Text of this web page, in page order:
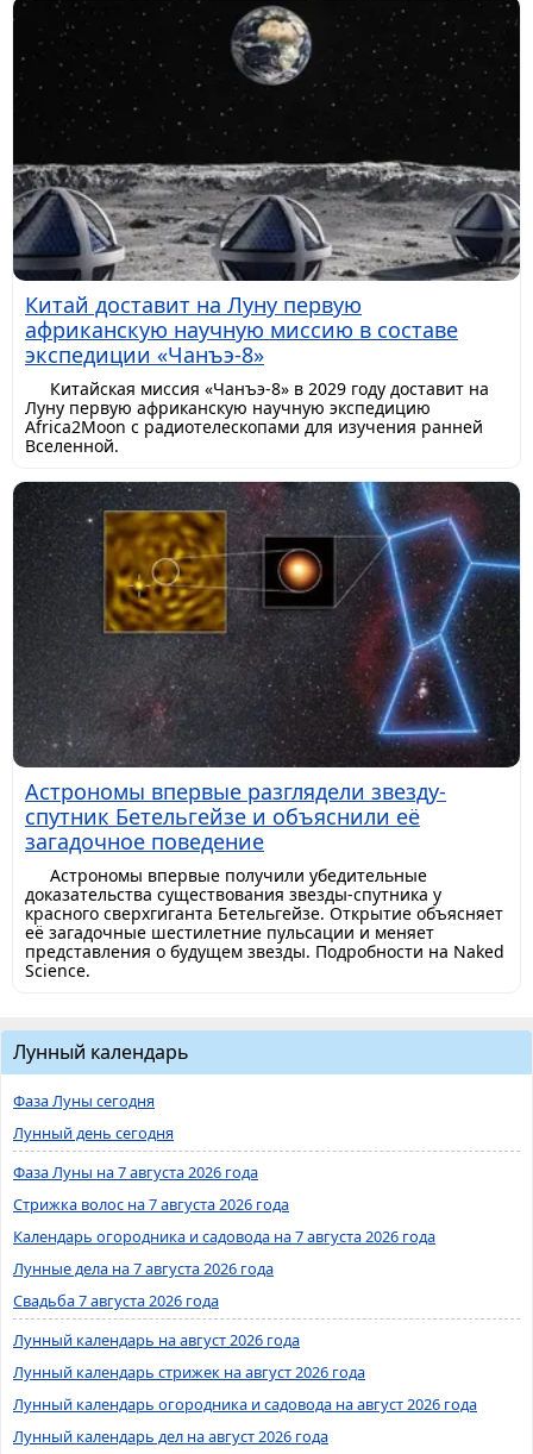
Китай доставит на Луну первую
африканскую научную миссию в составе
экспедиции «Чанъэ-8»
Китайская миссия «Чанъэ-8» в 2029 году доставит на
Луну первую африканскую научную экспедицию
Africa2Moon с радиотелескопами для изучения ранней
Вселенной.
Астрономы впервые разглядели звезду-
спутник Бетельгейзе и объяснили её
загадочное поведение
Астрономы впервые получили убедительные
доказательства существования звезды-спутника у
красного сверхгиганта Бетельгейзе. Открытие объясняет
её загадочные шестилетние пульсации и меняет
представления о будущем звезды. Подробности на Naked
Science.
Лунный календарь
Фаза Луны сегодня
Лунный день сегодня
Фаза Луны на 7 августа 2026 года
Стрижка волос на 7 августа 2026 года
Календарь огородника и садовода на 7 августа 2026 года
Лунные дела на 7 августа 2026 года
Свадьба 7 августа 2026 года
Лунный календарь на август 2026 года
Лунный календарь стрижек на август 2026 года
Лунный календарь огородника и садовода на август 2026 года
Лунный календарь дел на август 2026 года